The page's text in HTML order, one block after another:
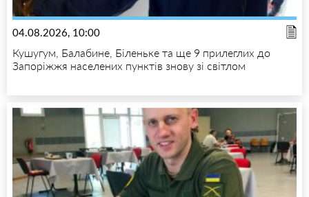
04.08.2026, 10:00
Кушугум, Балабине, Біленьке та ще 9 прилеглих до
Запоріжжя населених пунктів знову зі світлом